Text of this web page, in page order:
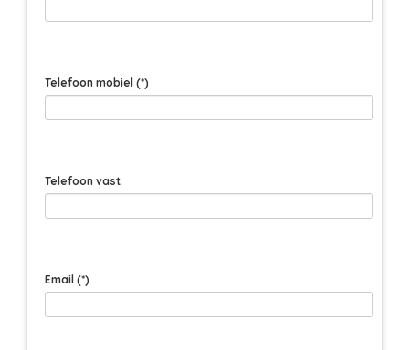
Telefoon mobiel (*)
Telefoon vast
Email (*)